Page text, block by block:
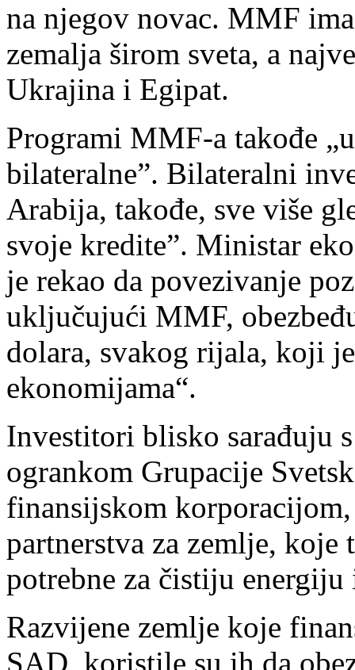
na njegov novac. MMF
zemalja širom sveta, a
Ukrajina i Egipat.
Programi MMF-a takođe
bilateralne”. Bilateralni
Arabija, takođe, sve više
svoje kredite”. Ministar
je rekao da povezivanje
uključujući MMF,
dolara, svakog rijala, koji
ekonomijama“.
Investitori blisko sarađuju
ogrankom Grupacije
finansijskom
partnerstva za zemlje, koje
potrebne za čistiju
Razvijene zemlje koje
SAD, koristile su ih da